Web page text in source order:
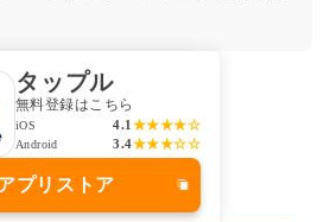
タップル
無料登録はこちら
iOS 4.1 ★★★★☆
Android 3.4★★★☆☆
プリストア